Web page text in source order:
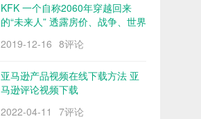
KFK 一个自称2060年穿越回来
的“未来人” 透露房价、战争、世界
2019-12-16 8评论
亚马逊产品视频在线下载方法 亚
马逊评论视频下载
2022-04-11
7评论